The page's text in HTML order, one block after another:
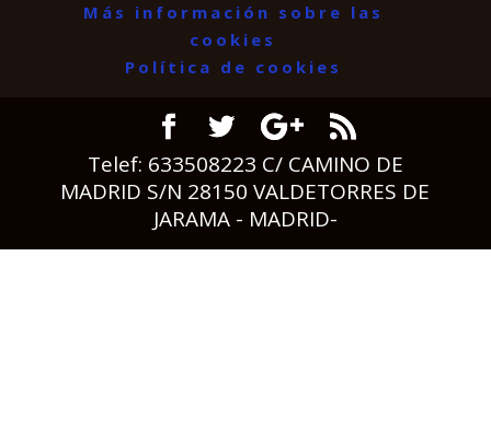
Más información sobre las
cookies
Política de cookies
Telef: 633508223 C/ CAMINO DE
MADRID S/N 28150 VALDETORRES DE
JARAMA - MADRID-